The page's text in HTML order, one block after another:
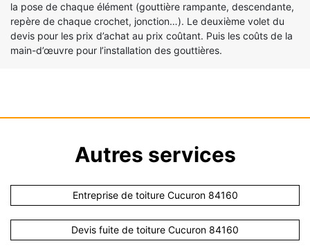
la pose de chaque élément (gouttière rampante, descendante,
repère de chaque crochet, jonction…). Le deuxième volet du
devis pour les prix d’achat au prix coûtant. Puis les coûts de la
main-d’œuvre pour l’installation des gouttières.
Autres services
Entreprise de toiture Cucuron 84160
Devis fuite de toiture Cucuron 84160